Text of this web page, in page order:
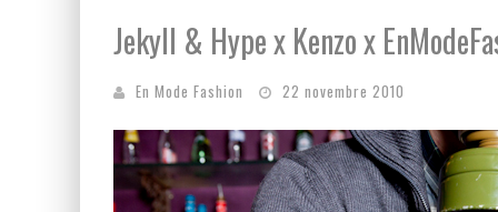
Jekyll & Hype x Kenzo x
En Mode Fashion 22 novembre 2010